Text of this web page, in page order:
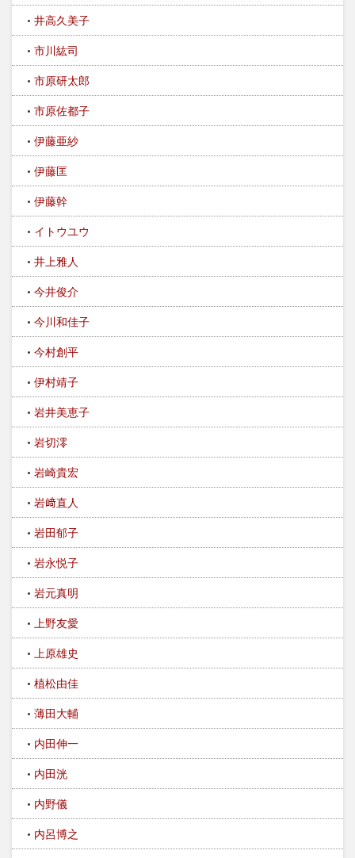
井高久美子
市川紘司
市原研太郎
市原佐都子
伊藤亜紗
伊藤匡
伊藤幹
イトウユウ
井上雅人
今井俊介
今川和佳子
今村創平
伊村靖子
岩井美恵子
岩切澪
岩崎貴宏
岩﨑直人
岩田郁子
岩永悦子
岩元真明
上野友愛
上原雄史
植松由佳
薄田大輔
内田伸一
内田洸
内野儀
内呂博之